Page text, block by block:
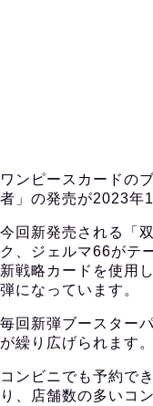
ワンピースカードの
者」の発売が2023年
今回新発売される「
ク、ジェルマ66がテ
新戦略カードを使用
弾になっています。
毎回新弾ブースター
が繰り広げられます。
コンビニでも予約で
り、店舗数の多いコ